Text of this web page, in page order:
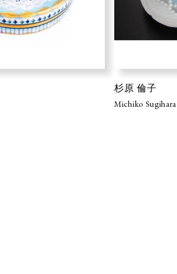
杉原 倫子
Michiko Sugihara